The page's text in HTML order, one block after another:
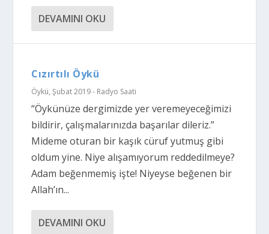
DEVAMINI OKU
Cızırtılı Öykü
Öykü,Şubat 2019 - Radyo Saati
“Öykünüze dergimizde yer veremeyeceğimizi
bildirir, çalışmalarınızda başarılar dileriz.”
Mideme oturan bir kaşık cüruf yutmuş gibi
oldum yine. Niye alışamıyorum reddedilmeye?
Adam beğenmemiş işte! Niyeyse beğenen bir
Allah’ın...
DEVAMINI OKU